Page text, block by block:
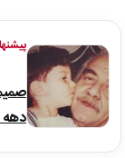
دهه